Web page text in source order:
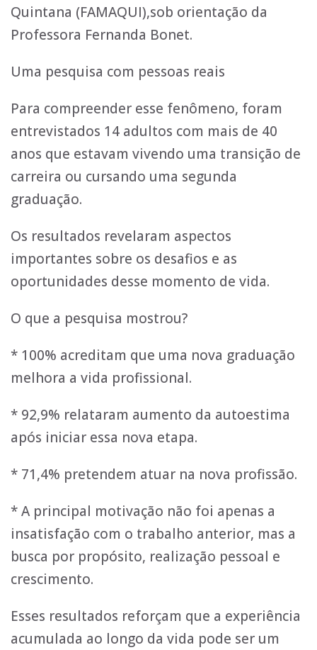
Quintana (FAMAQUI),sob orientação da
Professora Fernanda Bonet.
Uma pesquisa com pessoas reais
Para compreender esse fenômeno, foram
entrevistados 14 adultos com mais de 40
anos que estavam vivendo uma transição de
carreira ou cursando uma segunda
graduação.
Os resultados revelaram aspectos
importantes sobre os desafios e as
oportunidades desse momento de vida.
O que a pesquisa mostrou?
* 100% acreditam que uma nova graduação
melhora a vida profissional.
* 92,9% relataram aumento da autoestima
após iniciar essa nova etapa.
* 71,4% pretendem atuar na nova profissão.
* A principal motivação não foi apenas a
insatisfação com o trabalho anterior, mas a
busca por propósito, realização pessoal e
crescimento.
Esses resultados reforçam que a experiência
acumulada ao longo da vida pode ser um